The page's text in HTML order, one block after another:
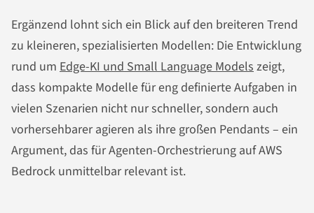
Ergänzend lohnt sich ein Blick auf den breiteren Trend
zu kleineren, spezialisierten Modellen: Die Entwicklung
rund um Edge-KI und Small Language Modelszeigt,
dass kompakte Modelle für eng definierte Aufgaben in
vielen Szenarien nicht nur schneller, sondern auch
vorhersehbarer agieren als ihre großen Pendants – ein
Argument, das für Agenten-Orchestrierung auf AWS
Bedrock unmittelbar relevant ist.